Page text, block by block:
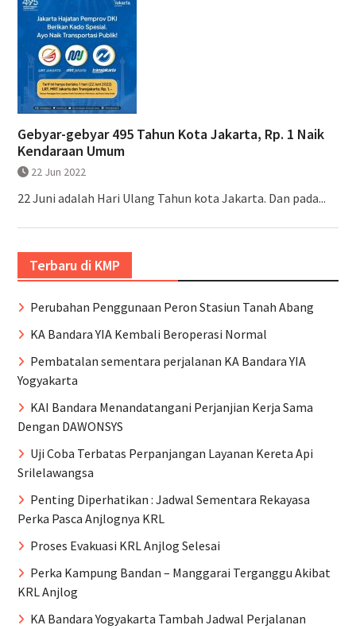
Gebyar-gebyar 495 Tahun Kota Jakarta, Rp. 1 Naik
Kendaraan Umum
22 Jun 2022
22 Juni adalah Hari Ulang Tahun kota Jakarta. Dan pada...
Terbaru di KMP
Perubahan Penggunaan Peron Stasiun Tanah Abang
KA Bandara YIA Kembali Beroperasi Normal
Pembatalan sementara perjalanan KA Bandara YIA
Yogyakarta
KAI Bandara Menandatangani Perjanjian Kerja Sama
Dengan DAWONSYS
Uji Coba Terbatas Perpanjangan Layanan Kereta Api
Srilelawangsa
Penting Diperhatikan : Jadwal Sementara Rekayasa
Perka Pasca Anjlognya KRL
Proses Evakuasi KRL Anjlog Selesai
Perka Kampung Bandan – Manggarai Terganggu Akibat
KRL Anjlog
KA Bandara Yogyakarta Tambah Jadwal Perjalanan